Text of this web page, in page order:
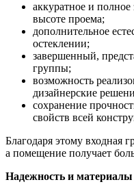
аккуратное и полное
высоте проема;
дополнительное
остеклении;
завершенный,
группы;
возможность
дизайнерские
сохранение
свойств всей
Благодаря этому входная
а помещение получает
Надежность и материалы